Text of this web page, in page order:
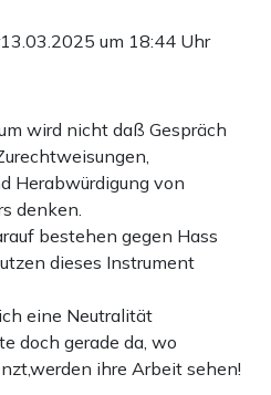
13.03.2025 um 18:44 Uhr
wird nicht daß Gespräch
Herabwürdigung von
denken.
bestehen gegen Hass
dieses Instrument
eine Neutralität
doch gerade da, wo
ihre Arbeit sehen!